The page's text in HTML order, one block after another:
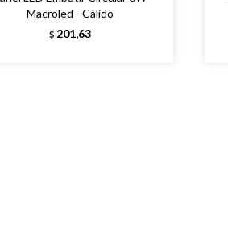
Macroled - Cálido
$ 201,63